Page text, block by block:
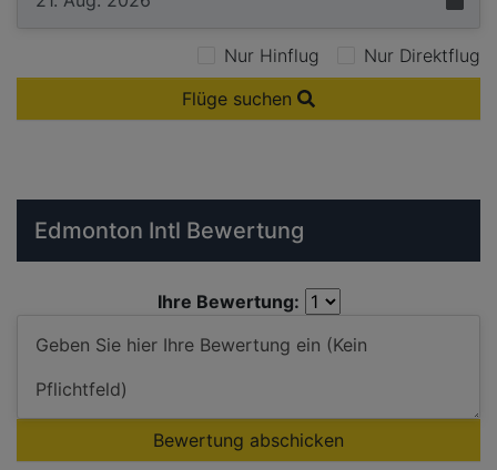
Nur Hinflug
Nur Direktflug
Flüge suchen
Edmonton Intl Bewertung
Ihre Bewertung:
Bewertung abschicken